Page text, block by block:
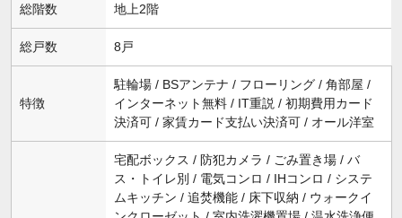
総階数 地上2階
総戸数 8戸
特徴
駐輪場 / BSアンテナ / フローリング / 角部屋 /
インターネット無料 / IT重説 / 初期費用カード
決済可 / 家賃カード支払い決済可 / オール洋室
宅配ボックス / 防犯カメラ / ごみ置き場 / バ
ス・トイレ別 / 電気コンロ / IHコンロ / システ
ムキッチン / 追焚機能 / 床下収納 / ウォークイ